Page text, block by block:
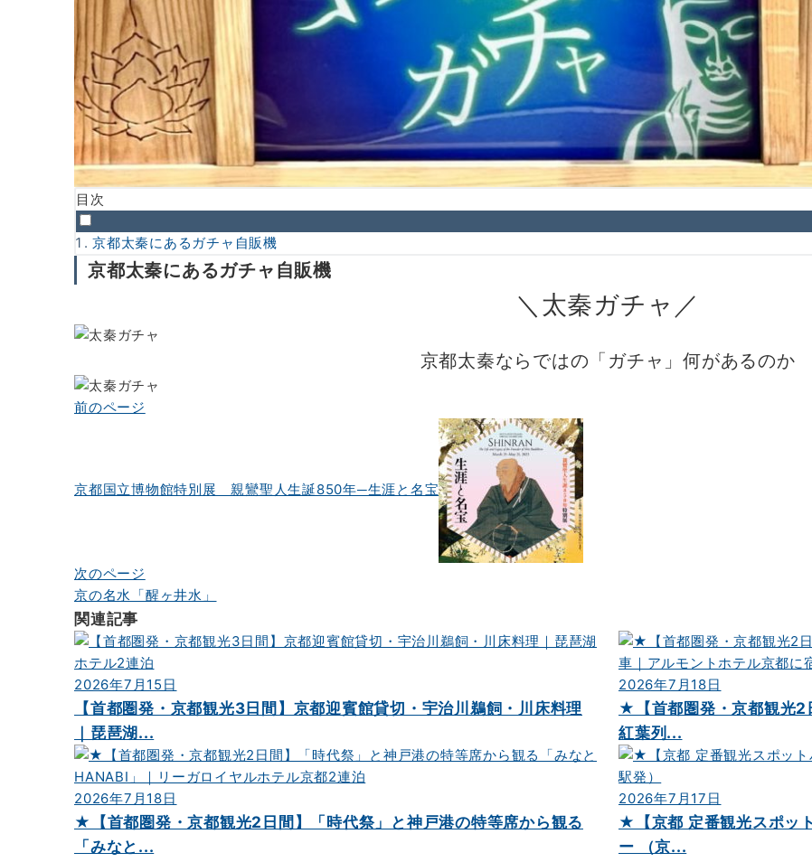
目次
京都太秦にあるガチャ自販機
京都太秦にあるガチャ自販機
＼太秦ガチャ／
京都太秦ならではの「ガチャ」何があるのか
投
ビ
シ
ョ
ン
前のページ
京都国立博物館特別展 親鸞聖人生誕850年─生涯と名宝
次のページ
京の名水「醒ヶ井水」
関連記事
2026年7月15日
【首都圏発・京都観光3日間】京都迎賓館貸切・宇治川鵜飼・川床料理
｜琵琶湖...
2026年7月18日
★【首都圏発・京都観光2
紅葉列...
2026年7月18日
★【首都圏発・京都観光2日間】「時代祭」と神戸港の特等席から観る
「みなと...
2026年7月17日
★【京都 定番観光スポッ
ー （京...